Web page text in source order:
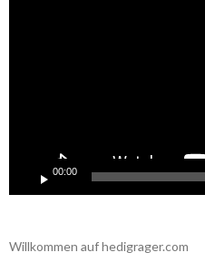
00:00
Willkommen auf hedigrager.com